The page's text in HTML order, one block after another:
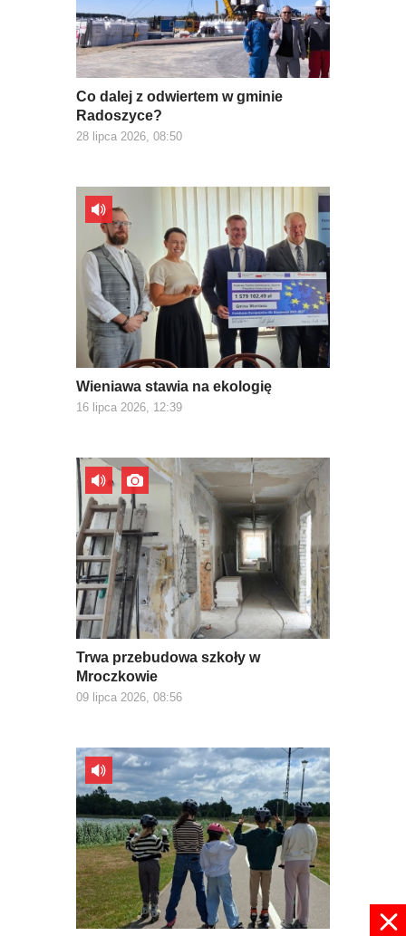
Co dalej z odwiertem w gminie
Radoszyce?
28 lipca 2026, 08:50
Wieniawa stawia na ekologię
16 lipca 2026, 12:39
Trwa przebudowa szkoły w
Mroczkowie
09 lipca 2026, 08:56